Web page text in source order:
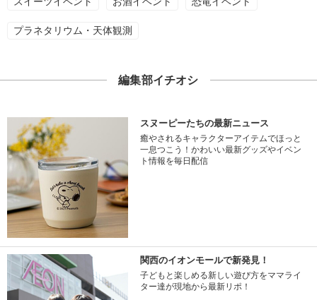
プラネタリウム・天体観測
編集部イチオシ
スヌーピーたちの最新ニュース
癒やされるキャラクターアイテムでほっと
一息つこう！かわいい最新グッズやイベン
ト情報を毎日配信
関西のイオンモールで新発見！
子どもと楽しめる新しい遊び方をママライ
ター達が現地から最新リポ！